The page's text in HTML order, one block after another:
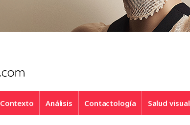
Contexto Análisis Contactología Salud visual